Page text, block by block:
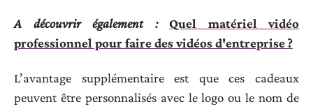
A découvrir également :
Quel matériel vidéo
professionnel pour faire des vidéos d'entreprise ?
L’avantage supplémentaire est que ces cadeaux
peuvent être personnalisés avec le logo ou le nom de